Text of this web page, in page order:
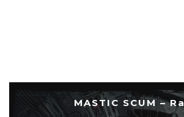
MASTIC SCUM –